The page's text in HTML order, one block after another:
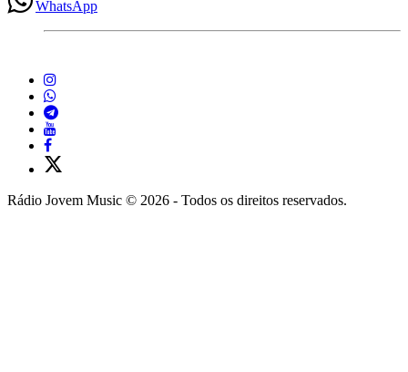
WhatsApp
Rádio Jovem Music © 2026 - Todos os direitos reservados.